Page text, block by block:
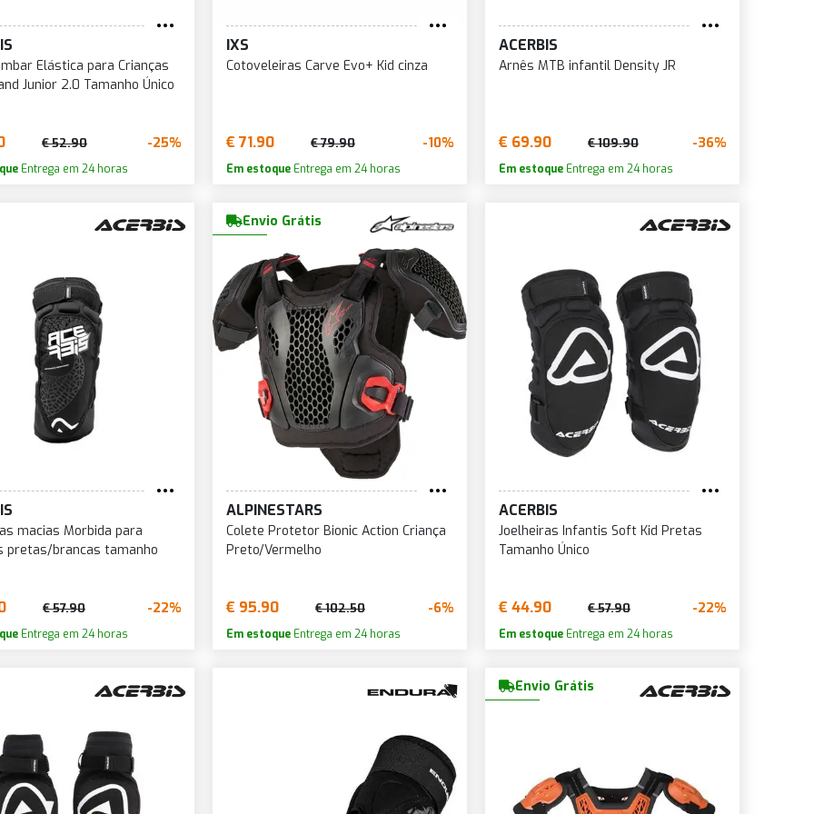
Elástica para Crianças
Junior 2.0 Tamanho Único
€ 52.90 -25%
Entrega em 24 horas
IXS
Cotoveleiras Carve Evo+ Kid cinza
€ 71.90 € 79.90 -10%
Em estoqueEntrega em 24 horas
ACERBIS
Arnês MTB infantil Density JR
€ 69.90 € 109.90 -36%
Em estoqueEntrega em 24 horas
macias Morbida para
pretas/brancas tamanho
€ 57.90 -22%
Entrega em 24 horas
Envio Grátis
ALPINESTARS
Colete Protetor Bionic Action Criança
Preto/Vermelho
€ 95.90 € 102.50 -6%
Em estoqueEntrega em 24 horas
ACERBIS
Joelheiras Infantis Soft Kid Pretas
Tamanho Único
€ 44.90 € 57.90 -22%
Em estoqueEntrega em 24 horas
Envio Grátis